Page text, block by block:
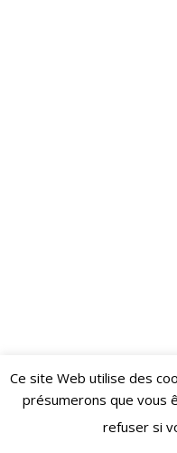
Restez informé·e des
Ce site Web utilise des
présumerons que vous
refuser si